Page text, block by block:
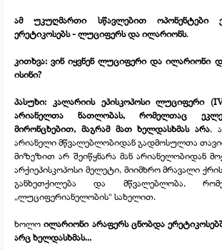
ამ უკუღმართი სწავლებით ოპონენტები
ერეტიკოსებს -ლუციფერს და ილარიონს.
კითხვა: ვინ იყვნენ ლუციფერი და ილარიონი
ისინი?
პასუხი: კალარიის ეპისკოპოსი ლუციფერი
არიანელთა ნათლობას, რომელთაც
მირონცხებით, მაგრამ მათ ხელდასხმას არა,
არიანელი მწვალებლობიდან გადმოსულთა
მიზეზით არ შეიწყნარა მან არიანელობიდან
არქიეპისკოპოსი მელეტი, მიიმხრო მრავალი
განხეთქილება და მწვალებლობა,
„ლუციფერიანელობის“ სახელით.
ხოლო ილარიონი არაფერს ცნობდა
არც ხელდასხმას...